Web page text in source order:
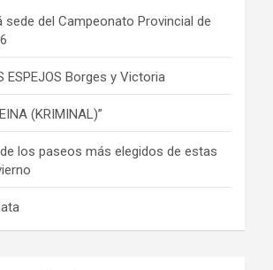
sede del Campeonato Provincial de
ESPEJOS Borges y Victoria
(KRIMINAL)”
los paseos más elegidos de estas